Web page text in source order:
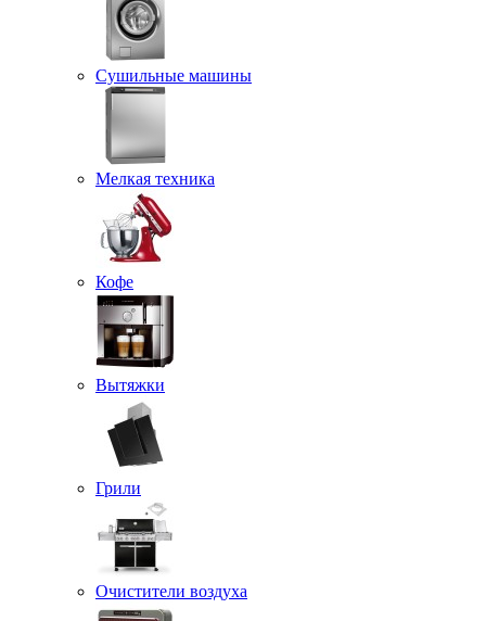
Сушильные машины
Мелкая техника
Кофе
Вытяжки
Грили
Очистители воздуха